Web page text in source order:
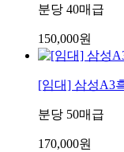
분당 40매급
150,000원
[임대] 삼성A3
분당 50매급
170,000원